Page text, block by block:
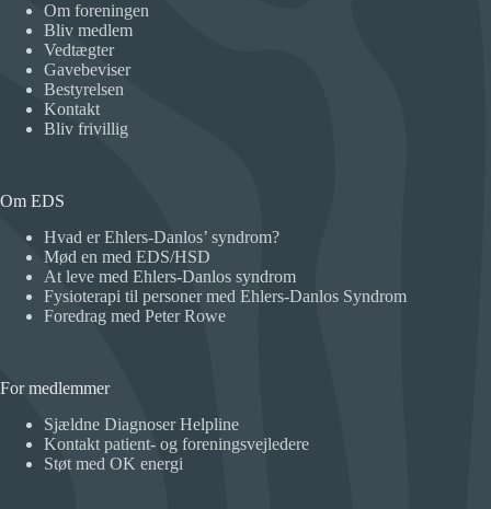
Om foreningen
Bliv medlem
Vedtægter
Gavebeviser
Bestyrelsen
Kontakt
Bliv frivillig
Om EDS
Hvad er Ehlers-Danlos’ syndrom?
Mød en med EDS/HSD
At leve med Ehlers-Danlos syndrom
Fysioterapi til personer med Ehlers-Danlos Syndrom
Foredrag med Peter Rowe
For medlemmer
Sjældne Diagnoser Helpline
Kontakt patient- og foreningsvejledere
Støt med OK energi